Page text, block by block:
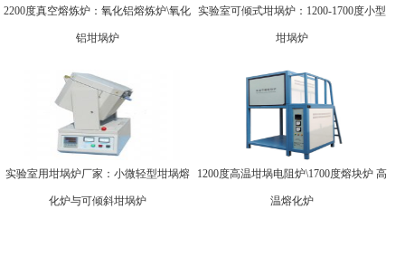
2200度真空熔炼炉：氧化铝熔炼炉\氧化
铝坩埚炉
实验室可倾式坩埚炉：1200-1700度小型
坩埚炉
实验室用坩埚炉厂家：小微轻型坩埚熔
化炉与可倾斜坩埚炉
1200度高温坩埚电阻炉\1700度熔块炉 高
温熔化炉